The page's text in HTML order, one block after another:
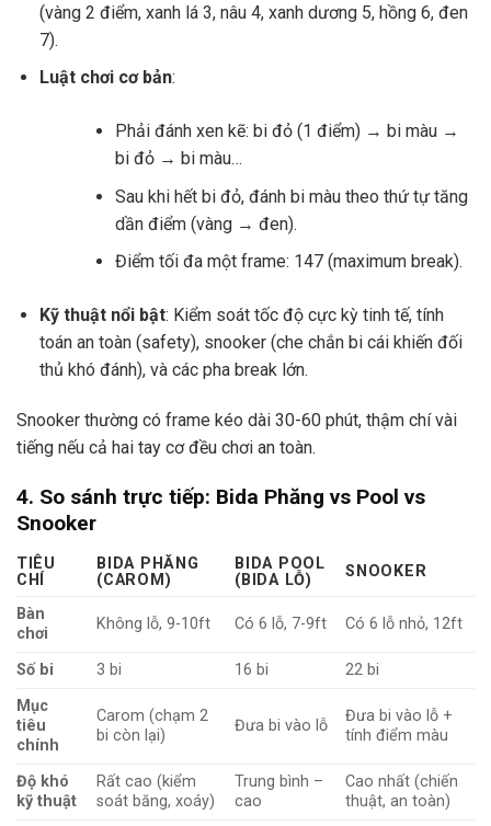
(vàng 2 điểm, xanh lá 3, nâu 4, xanh dương 5, hồng 6, đen
7).
Luật chơi cơ bản:
Phải đánh xen kẽ: bi đỏ (1 điểm) → bi màu →
bi đỏ → bi màu…
Sau khi hết bi đỏ, đánh bi màu theo thứ tự tăng
dần điểm (vàng → đen).
Điểm tối đa một frame: 147 (maximum break).
Kỹ thuật nổi bật: Kiểm soát tốc độ cực kỳ tinh tế, tính
toán an toàn (safety), snooker (che chắn bi cái khiến đối
thủ khó đánh), và các pha break lớn.
Snooker thường có frame kéo dài 30-60 phút, thậm chí vài
tiếng nếu cả hai tay cơ đều chơi an toàn.
4. So sánh trực tiếp: Bida Phăng vs Pool vs
Snooker
TIÊU
CHÍ
BIDA PHĂNG
(CAROM)
BIDA POOL
(BIDA LỖ)
SNOOKER
Bàn
chơi
Không lỗ, 9-10ft Có 6 lỗ, 7-9ft Có 6 lỗ nhỏ, 12ft
Số bi 3 bi 16 bi
22 bi
Mục
tiêu
chính
Carom (chạm 2
bi còn lại)
Đưa bi vào lỗ
Đưa bi vào lỗ +
tính điểm màu
Độ khó
kỹ thuật
Rất cao (kiểm
soát băng, xoáy)
Trung bình –
cao
Cao nhất (chiến
thuật, an toàn)